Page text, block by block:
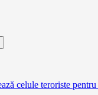
celule teroriste